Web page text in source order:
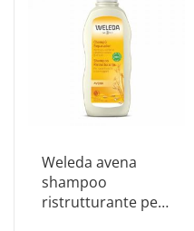
Weleda avena
shampoo
ristrutturante per